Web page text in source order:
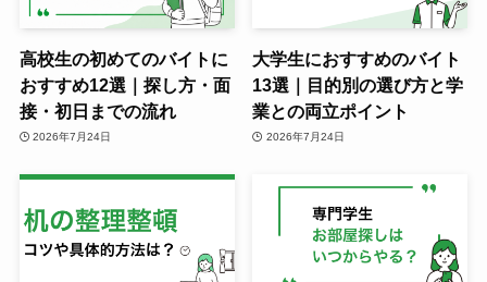
高校生の初めてのバイトに
おすすめ12選｜探し方・面
接・初日までの流れ
2026年7月24日
大学生におすすめのバイト
13選｜目的別の選び方と学
業との両立ポイント
2026年7月24日